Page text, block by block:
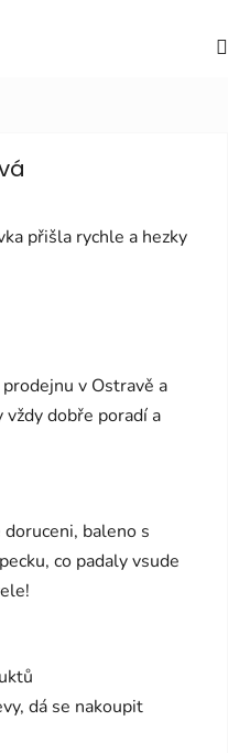
přišla rychle a hezky
v Ostravě a
vždy dobře poradí a
baleno s
co padaly vsude
dá se nakoupit